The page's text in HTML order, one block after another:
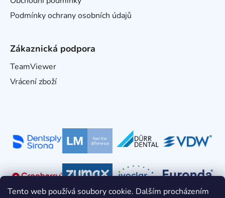
Tento web používá soubory cookie. Dalším procházením
Podmínky ochrany osobních údajů
Zákaznická podpora
TeamViewer
Vrácení zboží